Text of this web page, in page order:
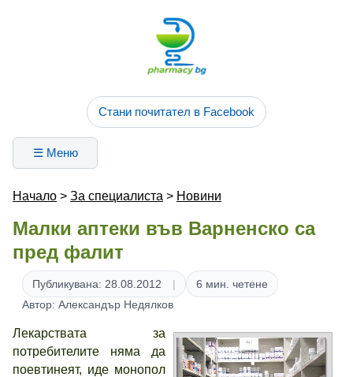
Стани почитател в Facebook
☰ Меню
Начало > За специалиста > Новини
Малки аптеки във Варненско са
пред фалит
Публикувана: 28.08.2012
6 мин. четене
Автор: Александър Недялков
Лекарствата за
потребителите няма да
поевтинеят, иде монопол